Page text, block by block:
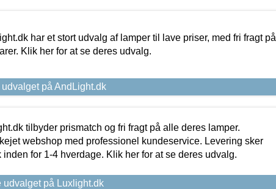
har et stort udvalg af lamper til lave priser, med fri fragt på
Klik her for at se deres udvalg.
udvalget på AndLight.dk
tilbyder prismatch og fri fragt på alle deres lamper.
webshop med professionel kundeservice. Levering sker
inden for 1-4 hverdage. Klik her for at se deres udvalg.
udvalget på Luxlight.dk